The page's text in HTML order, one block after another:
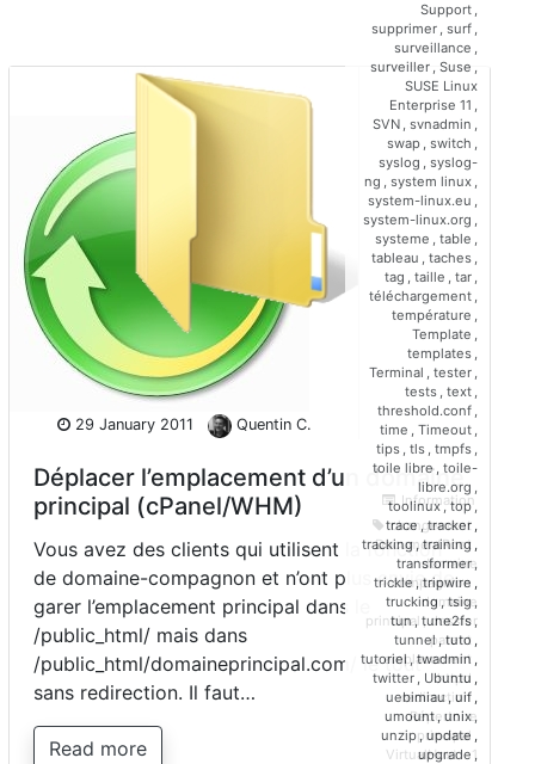
29 January 2011 Quentin C.
Déplacer l’emplacement d’un domaine
principal (cPanel/WHM)
Vous avez des clients qui utilisent la fonction
de domaine-compagnon et n’ont plus envie de
garer l’emplacement principal dans le
/public_html/ mais dans
/public_html/domaineprincipal.com/ le tout
sans redirection. Il faut…
Read more
Information
changement
DocumentRoot
domaine
compagnion
domaine
principal,dossier
parent
emplacement
httpd
redirection
Répertoire
principal
VirtualHost
1
Support ,
supprimer , surf ,
surveillance ,
surveiller , Suse ,
SUSE Linux
Enterprise 11 ,
SVN , svnadmin ,
swap , switch ,
syslog , syslog-
ng , system linux ,
system-linux.eu ,
system-linux.org ,
systeme , table ,
tableau , taches ,
tag , taille , tar ,
téléchargement ,
température ,
Template ,
templates ,
Terminal , tester ,
tests , text ,
threshold.conf ,
time , Timeout ,
tips , tls , tmpfs ,
toile libre , toile-
libre.org ,
toolinux ,top,
trace,tracker ,
tracking,training ,
transformer,
trickle,tripwire ,
trucking,tsig,
tun,tune2fs,
tunnel ,tuto ,
tutoriel,twadmin ,
twitter , Ubuntu ,
uebimiau,uif ,
umount,unix,
unzip,update ,
upgrade,